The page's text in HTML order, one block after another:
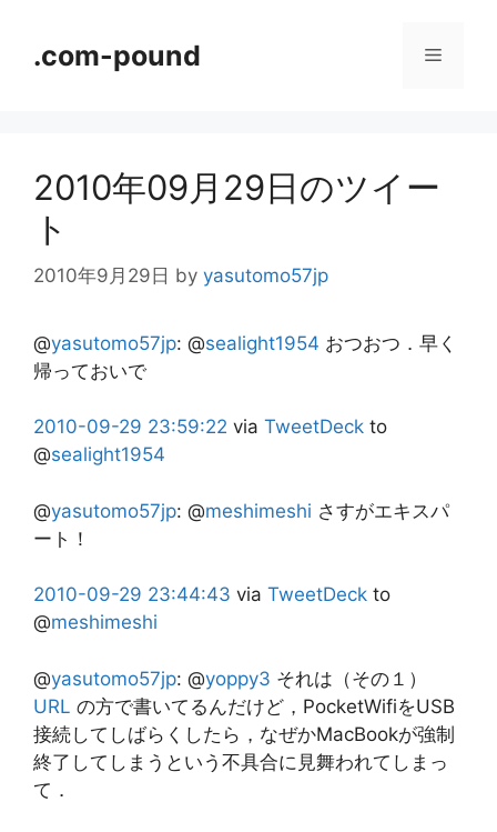
.com-pound メ
2010年09月29日のツイー
ト
2010年9月29日 by yasutomo57jp
@yasutomo57jp: @sealight1954 おつおつ．早く
帰っておいで
2010-09-29 23:59:22 via TweetDeck to
@sealight1954
@yasutomo57jp: @meshimeshi さすがエキスパ
ート！
2010-09-29 23:44:43 via TweetDeck to
@meshimeshi
@yasutomo57jp: @yoppy3 それは（その１）
URL の方で書いてるんだけど，PocketWifiをUSB
接続してしばらくしたら，なぜかMacBookが強制
終了してしまうという不具合に見舞われてしまっ
て．